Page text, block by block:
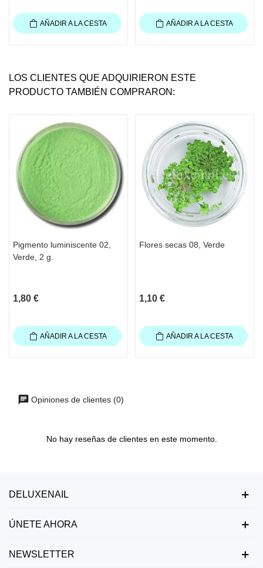
AÑADIR A LA CESTA AÑADIR A LA CESTA
LOS CLIENTES QUE ADQUIRIERON ESTE
PRODUCTO TAMBIÉN COMPRARON:
Pigmento luminiscente 02,
Verde, 2 g.
1,80 €
AÑADIR A LA CESTA
Flores secas 08, Verde
1,10 €
AÑADIR A LA CESTA
Opiniones de clientes (0)
No hay reseñas de clientes en este momento.
DELUXENAIL
ÚNETE AHORA
NEWSLETTER